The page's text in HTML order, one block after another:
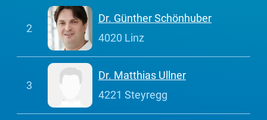
2
Dr. Günther Schönhuber
4020 Linz
3
Dr. Matthias Ullner
4221 Steyregg